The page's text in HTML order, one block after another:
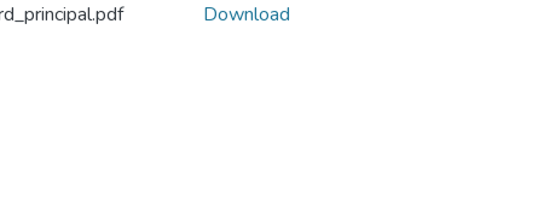
Download